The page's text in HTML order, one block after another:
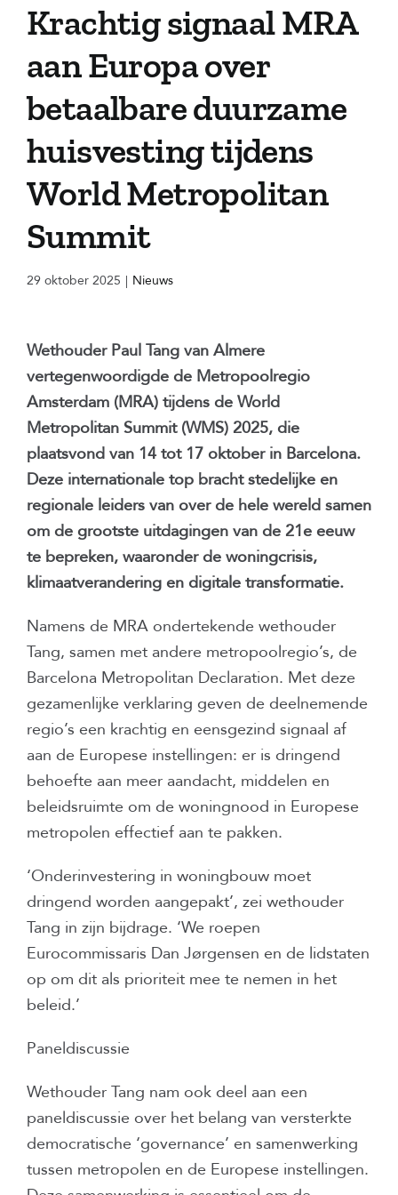
Krachtig signaal MRA
aan Europa over
betaalbare duurzame
huisvesting tijdens
World Metropolitan
Summit
29 oktober 2025 | Nieuws
Wethouder Paul Tang van Almere
vertegenwoordigde de Metropoolregio
Amsterdam (MRA) tijdens de World
Metropolitan Summit (WMS) 2025, die
plaatsvond van 14 tot 17 oktober in Barcelona.
Deze internationale top bracht stedelijke en
regionale leiders van over de hele wereld samen
om de grootste uitdagingen van de 21e eeuw
te bepreken, waaronder de woningcrisis,
klimaatverandering en digitale transformatie.
Namens de MRA ondertekende wethouder
Tang, samen met andere metropoolregio’s, de
Barcelona Metropolitan Declaration. Met deze
gezamenlijke verklaring geven de deelnemende
regio’s een krachtig en eensgezind signaal af
aan de Europese instellingen: er is dringend
behoefte aan meer aandacht, middelen en
beleidsruimte om de woningnood in Europese
metropolen effectief aan te pakken.
‘Onderinvestering in woningbouw moet
dringend worden aangepakt’, zei wethouder
Tang in zijn bijdrage. ‘We roepen
Eurocommissaris Dan Jørgensen en de lidstaten
op om dit als prioriteit mee te nemen in het
beleid.’
Paneldiscussie
Wethouder Tang nam ook deel aan een
paneldiscussie over het belang van versterkte
democratische ‘governance’ en samenwerking
tussen metropolen en de Europese instellingen.